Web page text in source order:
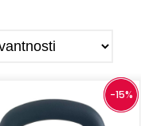
-15%